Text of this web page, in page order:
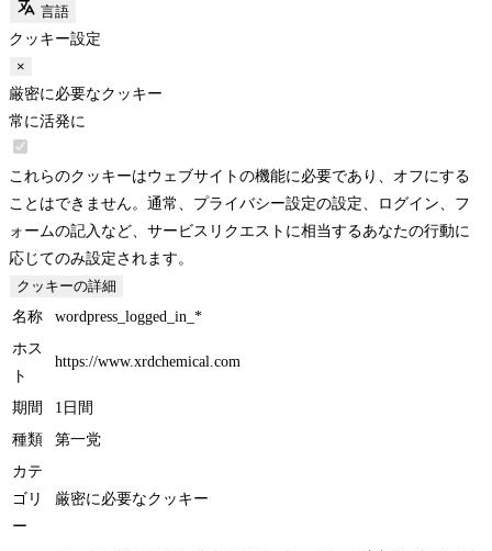
言語
クッキー設定
×
厳密に必要なクッキー
常に活発に
これらのクッキーはウェブサイトの機能に必要であり、オフにする
ことはできません。通常、プライバシー設定の設定、ログイン、フ
ォームの記入など、サービスリクエストに相当するあなたの行動に
応じてのみ設定されます。
クッキーの詳細
名称
wordpress_logged_in_*
ホス
ト
https://www.xrdchemical.com
期間
1日間
種類
第一党
カテ
ゴリ
ー
厳密に必要なクッキー